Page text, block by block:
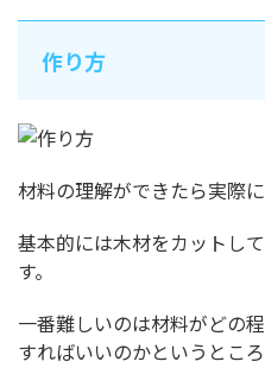
作り方
材料の理解ができたら実際に
基本的には木材をカットし
す。
一番難しいのは材料がどの
すればいいのかというとこ